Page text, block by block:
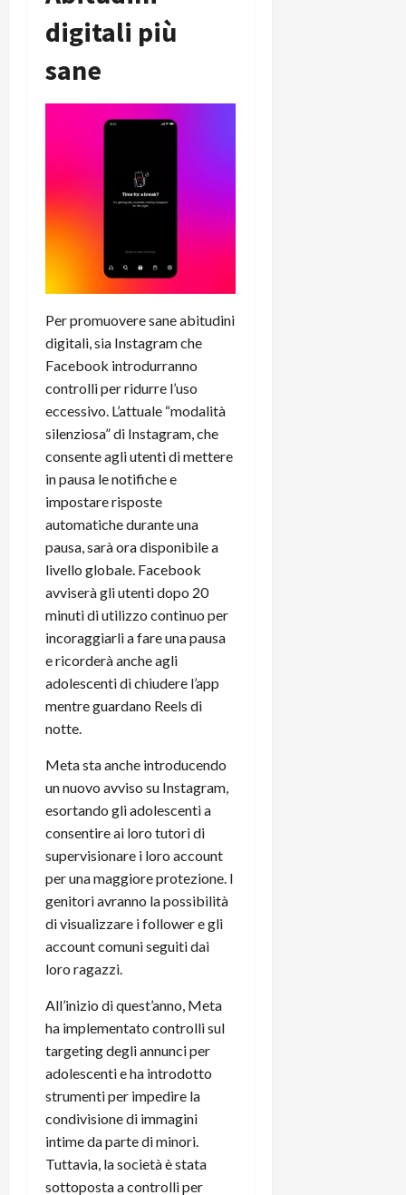
digitali più
sane
Per promuovere sane abitudini
digitali, sia Instagram che
Facebook introdurranno
controlli per ridurre l’uso
eccessivo. L’attuale “modalità
silenziosa” di Instagram, che
consente agli utenti di mettere
in pausa le notifiche e
impostare risposte
automatiche durante una
pausa, sarà ora disponibile a
livello globale. Facebook
avviserà gli utenti dopo 20
minuti di utilizzo continuo per
incoraggiarli a fare una pausa
e ricorderà anche agli
adolescenti di chiudere l’app
mentre guardano Reels di
notte.
Meta sta anche introducendo
un nuovo avviso su Instagram,
esortando gli adolescenti a
consentire ai loro tutori di
supervisionare i loro account
per una maggiore protezione. I
genitori avranno la possibilità
di visualizzare i follower e gli
account comuni seguiti dai
loro ragazzi.
All’inizio di quest’anno, Meta
ha implementato controlli sul
targeting degli annunci per
adolescenti e ha introdotto
strumenti per impedire la
condivisione di immagini
intime da parte di minori.
Tuttavia, la società è stata
sottoposta a controlli per